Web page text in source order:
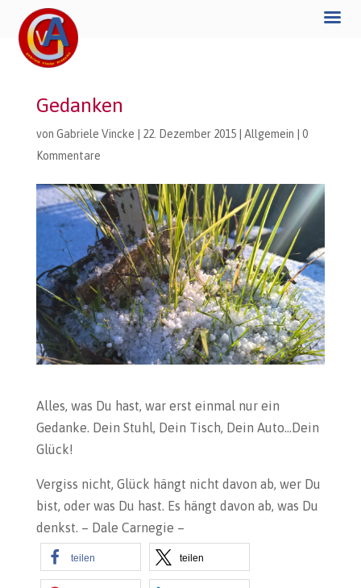
Gedanken
von Gabriele Vincke 22. Dezember 2015| Allgemein
0
Kommentare
Alles, was Du hast, war erst einmal nur ein
Gedanke. Dein Stuhl, Dein Tisch, Dein Auto…Dein
Glück!
Vergiss nicht, Glück hängt nicht davon ab, wer Du
bist, oder was Du hast. Es hängt davon ab, was Du
denkst. – Dale Carnegie –
teilen teilen